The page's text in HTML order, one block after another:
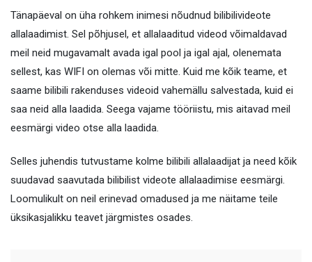
Tänapäeval on üha rohkem inimesi nõudnud bilibilivideote
allalaadimist. Sel põhjusel, et allalaaditud videod võimaldavad
meil neid mugavamalt avada igal pool ja igal ajal, olenemata
sellest, kas WIFI on olemas või mitte. Kuid me kõik teame, et
saame bilibili rakenduses videoid vahemällu salvestada, kuid ei
saa neid alla laadida. Seega vajame tööriistu, mis aitavad meil
eesmärgi video otse alla laadida.
Selles juhendis tutvustame kolme bilibili allalaadijat ja need kõik
suudavad saavutada bilibilist videote allalaadimise eesmärgi.
Loomulikult on neil erinevad omadused ja me näitame teile
üksikasjalikku teavet järgmistes osades.